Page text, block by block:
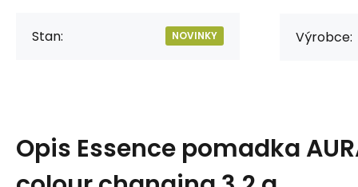
Stan: NOVINKY Výrobce:
Opis Essence pomadka